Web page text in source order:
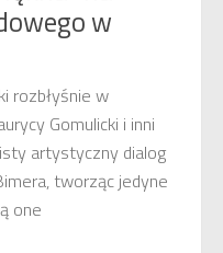
w
rozbłyśnie w
Gomulicki i inni
artystyczny dialog
tworząc jedyne
one